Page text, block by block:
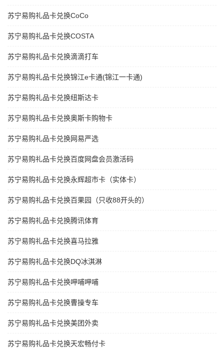
苏宁易购礼品卡兑换CoCo
苏宁易购礼品卡兑换COSTA
苏宁易购礼品卡兑换滴滴打车
苏宁易购礼品卡兑换锦江e卡通(锦江一卡通)
苏宁易购礼品卡兑换纽斯达卡
苏宁易购礼品卡兑换奥斯卡购物卡
苏宁易购礼品卡兑换网易严选
苏宁易购礼品卡兑换百度网盘会员激活码
苏宁易购礼品卡兑换永辉超市卡（实体卡）
苏宁易购礼品卡兑换百果园（只收88开头的）
苏宁易购礼品卡兑换腾讯体育
苏宁易购礼品卡兑换喜马拉雅
苏宁易购礼品卡兑换DQ冰淇淋
苏宁易购礼品卡兑换呷哺呷哺
苏宁易购礼品卡兑换曹操专车
苏宁易购礼品卡兑换美团外卖
苏宁易购礼品卡兑换天宏畅付卡